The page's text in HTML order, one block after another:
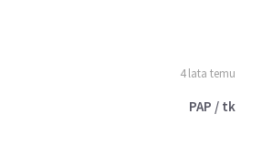
4 lata temu
PAP / tk